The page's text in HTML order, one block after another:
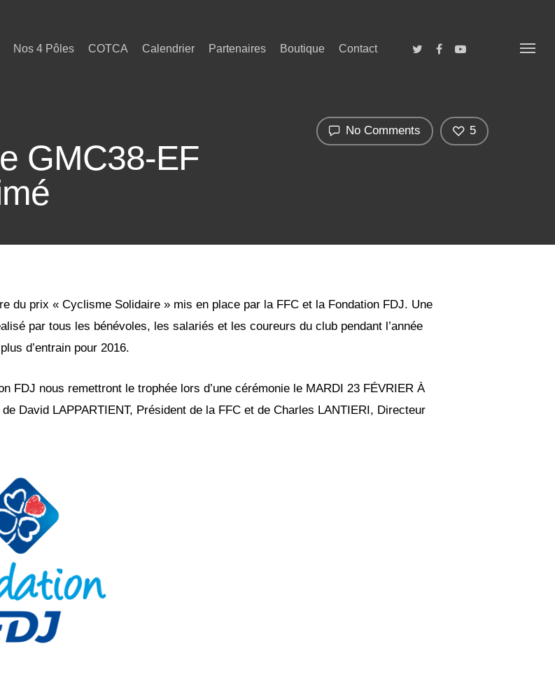
Nos 4 Pôles COTCA Calendrier Partenaires Boutique Contact
GMC38-EF
No Comments 5
du prix « Cyclisme Solidaire » mis en place par la FFC et la Fondation FDJ. Une
par tous les bénévoles, les salariés et les coureurs du club pendant l’année
d’entrain pour 2016.
FDJ nous remettront le trophée lors d’une cérémonie le MARDI 23 FÉVRIER À
David LAPPARTIENT, Président de la FFC et de Charles LANTIERI, Directeur